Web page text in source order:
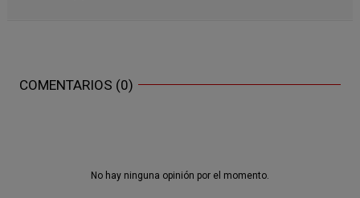
COMENTARIOS (0)
No hay ninguna opinión por el momento.